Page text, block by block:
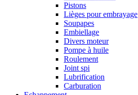
Pistons
Lièges pour embrayage
Soupapes
Embiellage
Divers moteur
Pompe à huile
Roulement
Joint spi
Lubrification
Carburation